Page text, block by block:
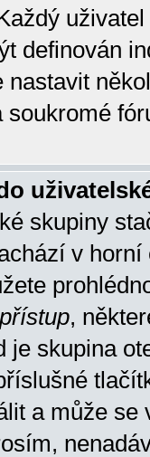
definován
skupiny
v horní
,
je skupina
a může se